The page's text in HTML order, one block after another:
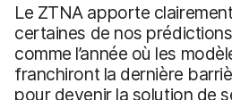
Le ZTNA apporte
certaines de nos
comme l’année où les
franchiront la dernière
pour devenir la solution de